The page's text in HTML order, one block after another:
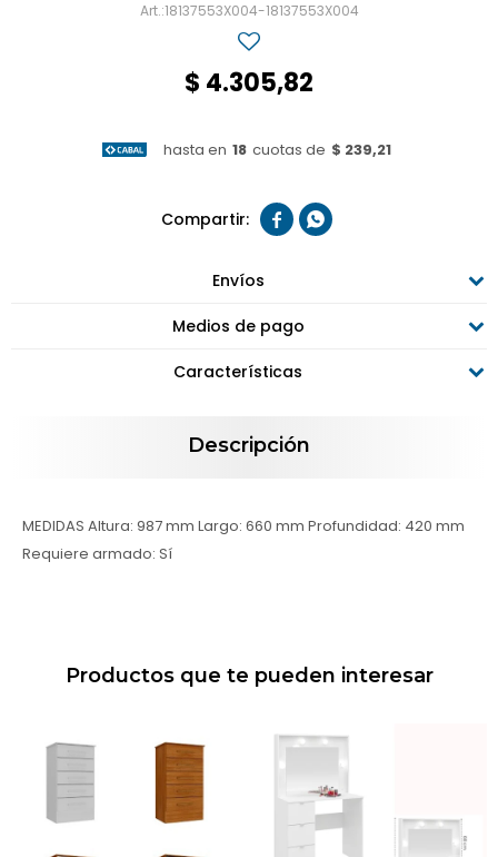
18137553X004-18137553X004
$ 4.305,82
hasta en 18 cuotas de $ 239,21
 
Envíos
Medios de pago
Características
Descripción
MEDIDAS Altura: 987 mm Largo: 660 mm Profundidad: 420 mm
Requiere armado: Sí
Productos que te pueden interesar